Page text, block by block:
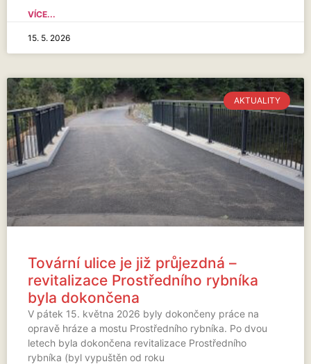
VÍCE...
15. 5. 2026
AKTUALITY
Tovární ulice je již průjezdná –
revitalizace Prostředního rybníka
byla dokončena
V pátek 15. května 2026 byly dokončeny práce na
opravě hráze a mostu Prostředního rybníka. Po dvou
letech byla dokončena revitalizace Prostředního
rybníka (byl vypuštěn od roku